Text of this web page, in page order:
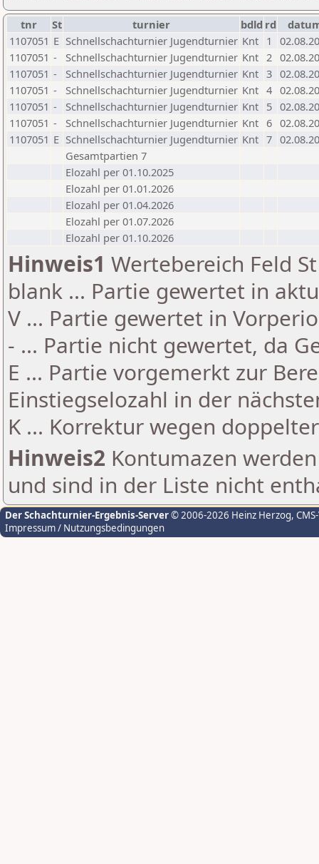
tnr St turnier bdld rd
1107051 E Schnellschachturnier Jugendturnier Knt 1
1107051 - Schnellschachturnier Jugendturnier Knt 2
1107051 - Schnellschachturnier Jugendturnier Knt 3
1107051 - Schnellschachturnier Jugendturnier Knt 4
1107051 - Schnellschachturnier Jugendturnier Knt 5
1107051 - Schnellschachturnier Jugendturnier Knt 6
1107051 E Schnellschachturnier Jugendturnier Knt 7
Gesamtpartien 7
Elozahl per 01.10.2025
Elozahl per 01.01.2026
Elozahl per 01.04.2026
Elozahl per 01.07.2026
Elozahl per 01.10.2026
Hinweis1 Wertebereich Feld
blank ... Partie gewertet in
V ... Partie gewertet in
- ... Partie nicht gewertet, da
E ... Partie vorgemerkt zur
Einstiegselozahl in der
K ... Korrektur wegen
Hinweis2 Kontumazen
und sind in der Liste nicht
Der Schachturnier-Ergebnis-Server© 2006-2026 Heinz Herzog,
Impressum / Nutzungsbedingungen